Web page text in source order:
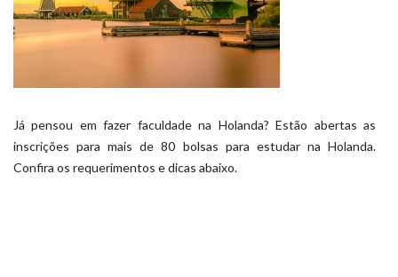
Já pensou em fazer faculdade na Holanda? Estão abertas as
inscrições para mais de 80 bolsas para estudar na Holanda.
Confira os requerimentos e dicas abaixo.